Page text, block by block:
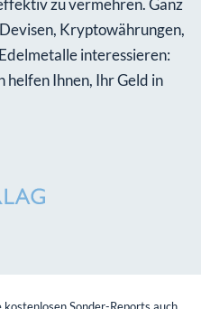
zu vermehren. Ganz
Kryptowährungen,
interessieren:
Ihnen, Ihr Geld in